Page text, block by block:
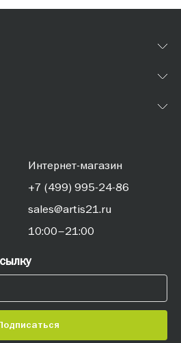
Интернет-магазин
+7 (499) 995-24-86
sales@artis21.ru
10:00–21:00